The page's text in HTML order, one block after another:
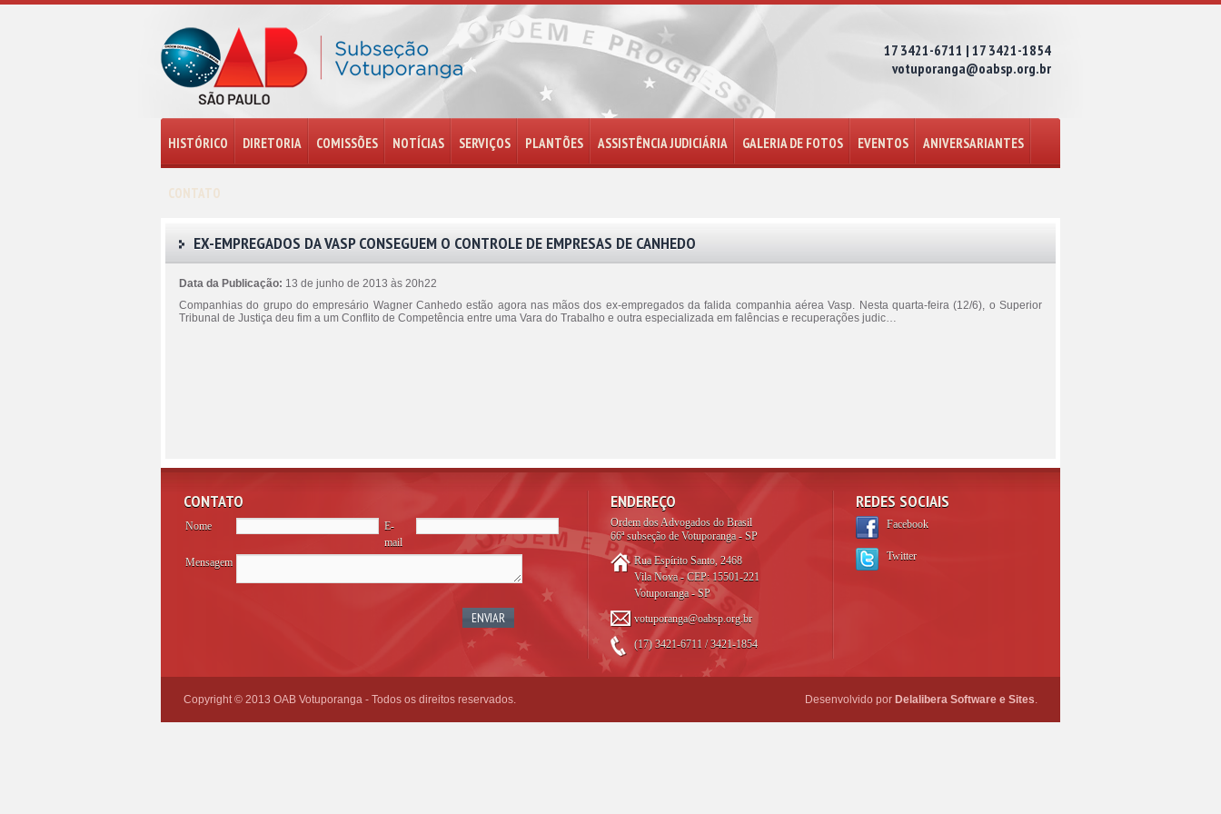
17 3421-6711 | 17 3421-1854
votuporanga@oabsp.org.br
HISTÓRICO DIRETORIA COMISSÕES NOTÍCIAS SERVIÇOS PLANTÕES ASSISTÊNCIA JUDICIÁRIA GALERIA DE FOTOS EVENTOS ANIVERSARIANTES
CONTATO
EX-EMPREGADOS DA VASP CONSEGUEM O CONTROLE DE EMPRESAS DE CANHEDO
Data da Publicação: 13 de junho de 2013 às 20h22
Companhias do grupo do empresário Wagner Canhedo estão agora nas mãos dos ex-empregados da falida companhia aérea Vasp. Nesta quarta-feira (12/6), o Superior
Tribunal de Justiça deu fim a um Conflito de Competência entre uma Vara do Trabalho e outra especializada em falências e recuperações judic…
CONTATO
Nome
E-
mail
Mensagem
ENDEREÇO
Ordem dos Advogados do Brasil
66ª subseção de Votuporanga - SP
Rua Espírito Santo, 2468
Vila Nova - CEP: 15501-221
Votuporanga - SP
votuporanga@oabsp.org.br
(17) 3421-6711 / 3421-1854
REDES SOCIAIS
Facebook
Twitter
Copyright © 2013 OAB Votuporanga - Todos os direitos reservados. Desenvolvido por Delalibera Software e Sites.